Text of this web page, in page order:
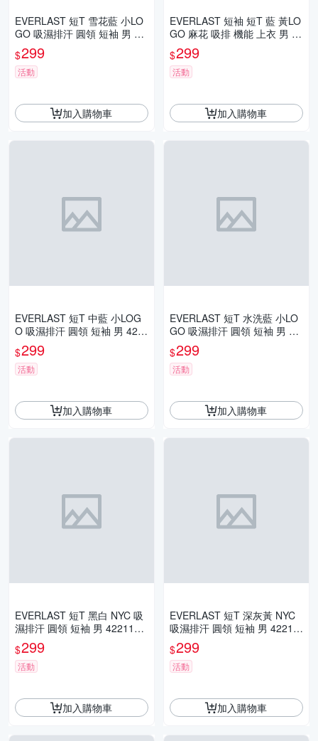
EVERLAST 短T 雪花藍 小LO
GO 吸濕排汗 圓領 短袖 男 42
21108082
$299
活動
加入購物車
EVERLAST 短袖 短T 藍 黃LO
GO 麻花 吸排 機能 上衣 男 42
21107982
$299
活動
加入購物車
EVERLAST 短T 中藍 小LOG
O 吸濕排汗 圓領 短袖 男 422
1107782
$299
活動
加入購物車
EVERLAST 短T 水洗藍 小LO
GO 吸濕排汗 圓領 短袖 男 42
21107781
$299
活動
加入購物車
EVERLAST 短T 黑白 NYC 吸
濕排汗 圓領 短袖 男 4221107
620
$299
活動
加入購物車
EVERLAST 短T 深灰黃 NYC
吸濕排汗 圓領 短袖 男 42211
07610
$299
活動
加入購物車